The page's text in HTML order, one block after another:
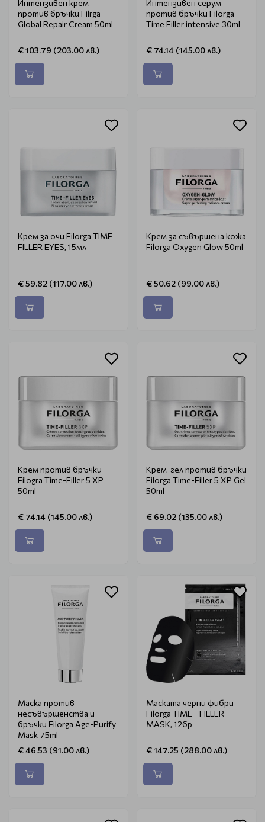
Интензивен крем
против бръчки Filrga
Global Repair Cream 50ml
€ 103.79 (203.00 лв.)
Интензивен серум
против бръчки Filorga
Time Filler intensive 30ml
€ 74.14 (145.00 лв.)
Крем за очи Filorga TIME
FILLER EYES, 15мл
€ 59.82 (117.00 лв.)
Крем за съвършена кожа
Filorga Oxygen Glow 50ml
€ 50.62 (99.00 лв.)
Крем против бръчки
Filogra Time-Filler 5 XP
50ml
€ 74.14 (145.00 лв.)
Крем-гел против бръчки
Filorga Time-Filler 5 XP Gel
50ml
€ 69.02 (135.00 лв.)
Маска против
несъвършенства и
бръчки Filorga Age-Purify
Mask 75ml
€ 46.53 (91.00 лв.)
Маската черни фибри
Filorga TIME - FILLER
MASK, 12бр
€ 147.25 (288.00 лв.)